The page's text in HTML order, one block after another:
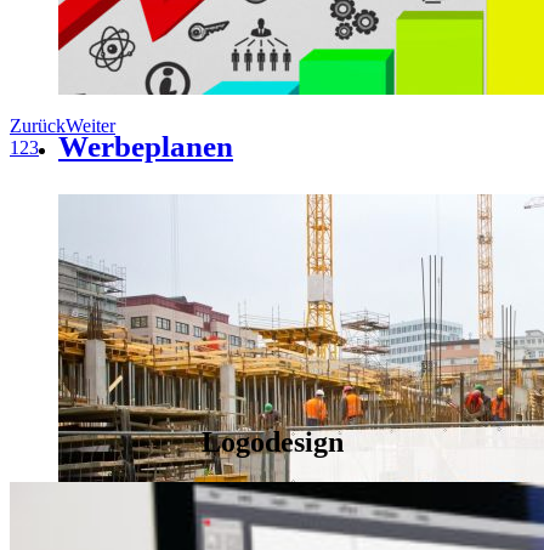
Werbeplanen
ZurückWeiter
1 23
Logodesign